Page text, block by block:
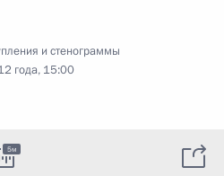
и стенограммы
года, 15:00
5м